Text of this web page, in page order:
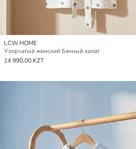
LCW HOME
Узорчатый женский банный халат
14 990,00 KZT